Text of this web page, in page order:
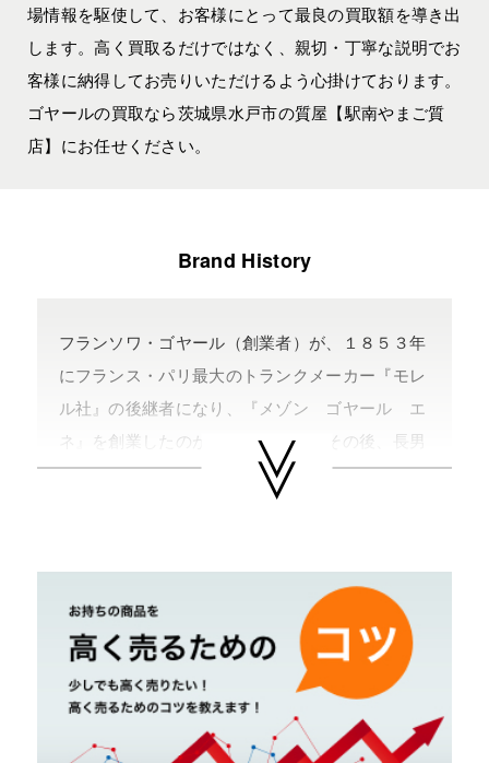
場情報を駆使して、お客様にとって最良の買取額を導き出
します。高く買取るだけではなく、親切・丁寧な説明でお
客様に納得してお売りいただけるよう心掛けております。
ゴヤールの買取なら茨城県水戸市の質屋【駅南やまご質
店】にお任せください。
Brand History
フランソワ・ゴヤール（創業者）が、１８５３年
にフランス・パリ最大のトランクメーカー『モレ
ル社』の後継者になり、『メゾン ゴヤール エ
ネ』を創業したのがそのはじまり。その後、長男
のエドモン・ゴヤールが跡を継ぎ『Ｅ．ゴヤー
ル エネ』と社名を変更し、次々にショップを開
地を天然ゴムでコーティングしたキャンバス『ト
ワル・ゴヤール』に３つの杉綾で『Ｙ』をあしら
ったモチーフがブランドのトレードマーク。顧客
のオーダーを特に大切にしていて、イニシャルを
入れるサービスなどは有名。
日本では、新宿伊勢丹や日本橋高島屋などに販売